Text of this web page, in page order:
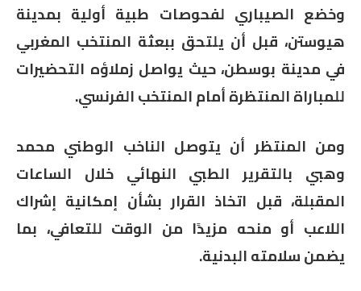
وخضع الصيباري لفحوصات طبية أولية بمدينة
هيوستن، قبل أن يلتحق ببعثة المنتخب المغربي
في مدينة بوسطن، حيث يواصل زملاؤه التحضيرات
للمباراة المنتظرة أمام المنتخب الفرنسي.
ومن المنتظر أن يتوصل الناخب الوطني محمد
وهبي بالتقرير الطبي النهائي خلال الساعات
المقبلة، قبل اتخاذ القرار بشأن إمكانية إشراك
اللاعب أو منحه مزيدًا من الوقت للتعافي، بما
يضمن سلامته البدنية.